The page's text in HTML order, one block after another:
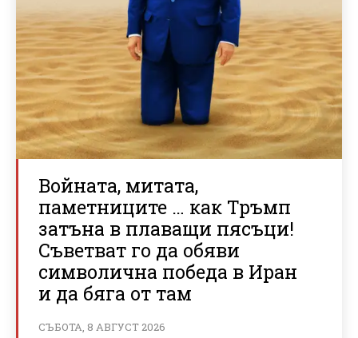
Войната, митата,
паметниците … как Тръмп
затъна в плаващи пясъци!
Съветват го да обяви
символична победа в Иран
и да бяга от там
СЪБОТА, 8 АВГУСТ 2026